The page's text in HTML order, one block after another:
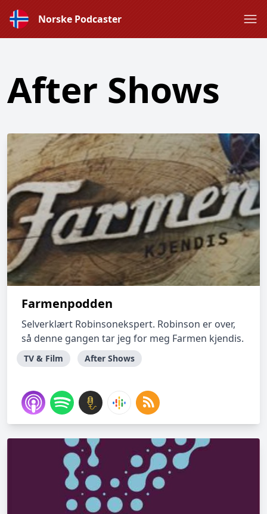
Norske Podcaster
After Shows
Farmenpodden
Selverklært Robinsonekspert. Robinson er over,
så denne gangen tar jeg for meg Farmen kjendis.
TV & Film After Shows